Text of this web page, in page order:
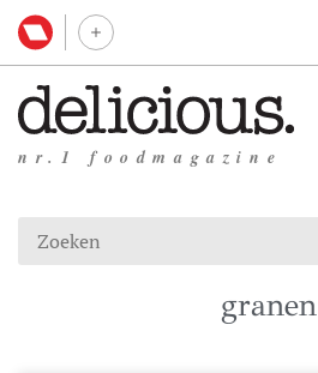
nr.1 foodmagazine
granen